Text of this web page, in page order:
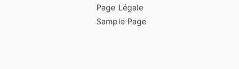
Page Légale
Sample Page